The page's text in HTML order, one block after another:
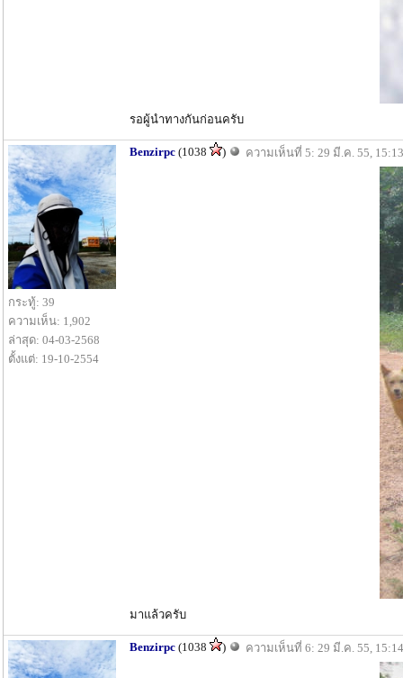
รอผู้นำทางกันก่อนครับ
กระทู้: 39
ความเห็น: 1,902
ล่าสุด: 04-03-2568
ตั้งแต่: 19-10-2554
Benzirpc (1038 ) ความเห็นที่ 5: 29 มี.ค. 55, 15:13
มาแล้วครับ
Benzirpc (1038 ) ความเห็นที่ 6: 29 มี.ค. 55, 15:14